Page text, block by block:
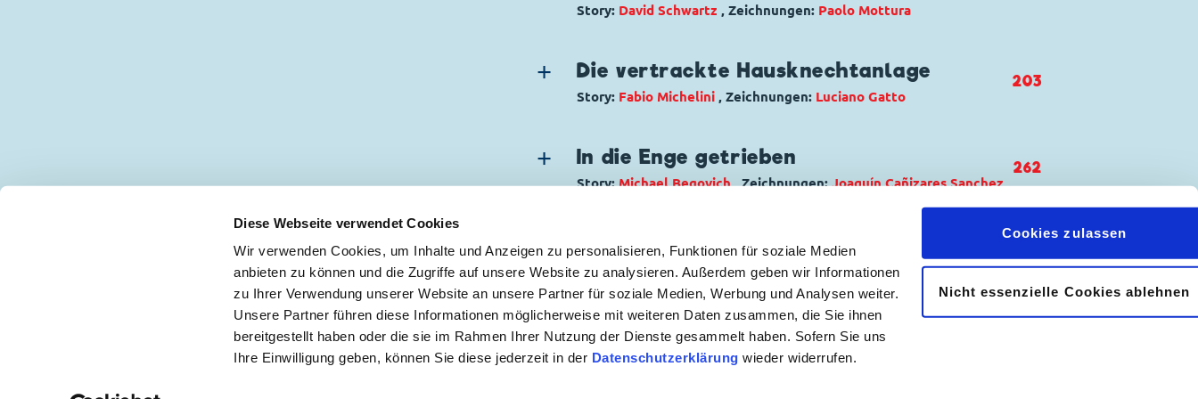
Diese Webseite verwendet Cookies
Wir verwenden Cookies, um Inhalte und Anzeigen zu personalisieren, Funktionen für soziale Medien
anbieten zu können und die Zugriffe auf unsere Website zu analysieren. Außerdem geben wir Informationen
zu Ihrer Verwendung unserer Website an unsere Partner für soziale Medien, Werbung und Analysen weiter.
Unsere Partner führen diese Informationen möglicherweise mit weiteren Daten zusammen, die Sie ihnen
bereitgestellt haben oder die sie im Rahmen Ihrer Nutzung der Dienste gesammelt haben. Sofern Sie uns
Ihre Einwilligung geben, können Sie diese jederzeit in der Datenschutzerklärung wieder widerrufen.
Cookies zulassen
Nicht essenzielle Cookies ablehnen
Originaltitel: Topolino e il segreto di un bambino
Erstveröffentlichung:09.12.1990
Seitenanzahl: 29
Story: David Schwartz , Zeichnungen: Paolo Mottura
Charaktere:Dagobert Duck,Tick, Trick und Track
Seitenanzahl: 8
Die vertrackte Hausknechtanlage
Story: Fabio Michelini, Zeichnungen: Luciano Gatto
Charaktere:Inspektor Issel,Klarabella Kuh
Minnie Maus
Erstveröffentlichung:
Seitenanzahl: 59
203
In die Enge getrieben
Story:Michael Begovich, Zeichnungen:Joaquí­n Cañizares Sanchez
Code: D 88212
Originaltitel: Mickey Mouse Cornered Again
Ursprung: Dänemark
Seitenanzahl: 1
262
Keine Neuigkeiten mehr verpassen! 🖋 ZUR NEWSLETTER ANMELDUNG
𝖿 📷